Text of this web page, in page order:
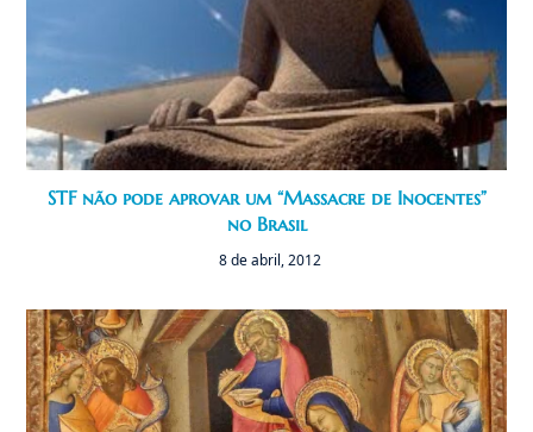
STF não pode aprovar um “Massacre de Inocentes”
no Brasil
8 de abril, 2012